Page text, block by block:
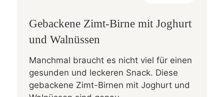
Gebackene Zimt-Birne mit Joghurt
und Walnüssen
Manchmal braucht es nicht viel für einen
gesunden und leckeren Snack. Diese
gebackene Zimt-Birnen mit Joghurt und